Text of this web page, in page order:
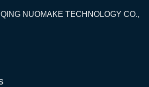
NUOMAKE TECHNOLOGY CO.,